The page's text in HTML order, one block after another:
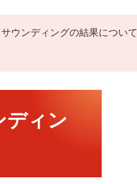
ウンディングの結果について
ディン